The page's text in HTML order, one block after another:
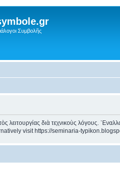
Συμβολῆς
λειτουργίας διὰ τεχνικοὺς λόγους.
visit https://seminaria-